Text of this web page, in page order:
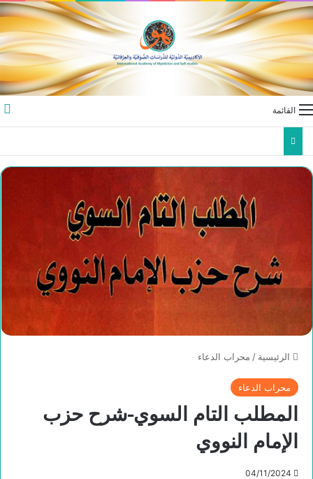
القائمة
الرئيسية / محراب الدعاء
محراب الدعاء
المطلب التام السوي-شرح حزب
الإمام النووي
04/11/2024